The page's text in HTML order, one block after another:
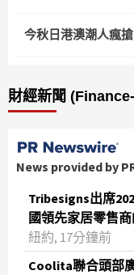
今秋日港澳潮人瘋搶
財經新聞
News provided by
Tribesigns出席
國領先家居零售
紐約, 17分鐘前
Coolita聯合頭部